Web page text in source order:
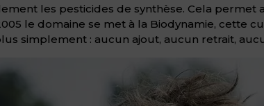
les pesticides de synthèse. Cela permet
le domaine se met à la Biodynamie, cette
simplement : aucun ajout, aucun retrait,